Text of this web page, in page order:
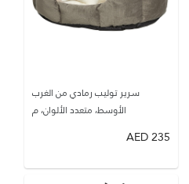
سرير توليب رمادي من الغرب
الأوسط، متعدد الألوان، م
235
AED